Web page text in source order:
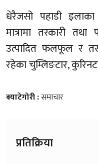
धेरैजसो पहाडी
मात्रामा तरकारी
उत्पादित फलफूल र
रहेका चुम्लिङटार,
क्याटेगोरी :समाचार
प्रतिक्रिया